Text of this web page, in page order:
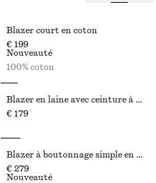
Blazer court en coton
€ 199
Nouveauté
100% coton
Blazer en laine avec ceinture à nouer
€ 179
Blazer à boutonnage simple en laine
€ 279
Nouveauté